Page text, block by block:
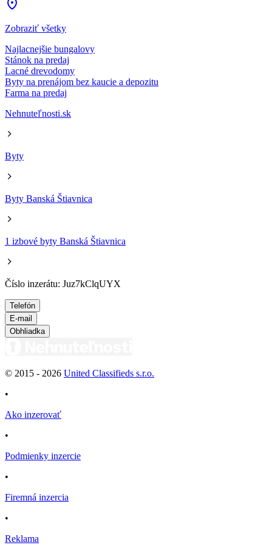
Zobraziť všetky
Najlacnejšie bungalovy
Stánok na predaj
Lacné drevodomy
Byty na prenájom bez kaucie a depozitu
Farma na predaj
Nehnuteľnosti.sk
Byty
Byty Banská Štiavnica
1 izbové byty Banská Štiavnica
Číslo inzerátu: Juz7kClqUYX
Telefón
E-mail
Obhliadka
© 2015 - 2026 United Classifieds s.r.o.
•
Ako inzerovať
•
Podmienky inzercie
•
Firemná inzercia
•
Reklama